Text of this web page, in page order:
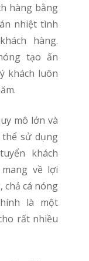
nhiệt tình
hàng.
tạo ấn
khách luôn
thể sử dụng
khách
về lợi
chả cá nóng
là một
rất nhiều